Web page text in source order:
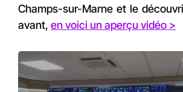
Champs-sur-Marne et le
avant, en voici un aperçu vidéo >